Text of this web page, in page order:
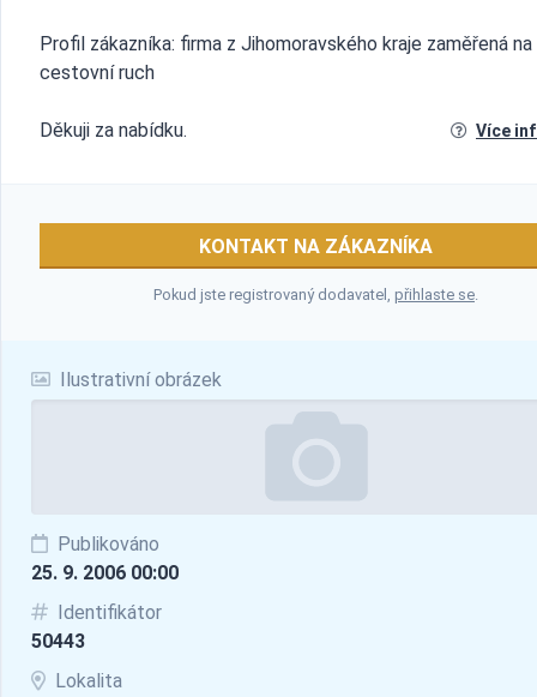
Ilustrativní obrázek
Publikováno
25. 9. 2006 00:00
Identifikátor
50443
Lokalita
Profil zákazníka: firma z Jihomoravského kraje zaměřená na
cestovní ruch
Děkuji za nabídku. Více
KONTAKT NA ZÁKAZNÍKA
Pokud jste registrovaný dodavatel, přihlaste se.